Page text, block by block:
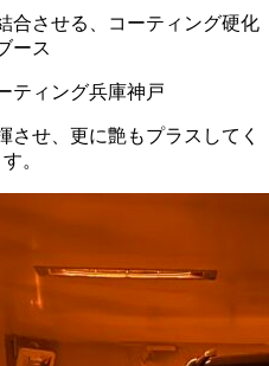
合させる、コーティング硬化
ース
させ、更に艶もプラスしてく
。